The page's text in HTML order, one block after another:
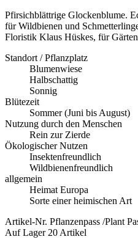
Pfirsichblättrige Glockenblume.
für Wildbienen und
Floristik Klaus Hüskes, für
Standort / Pflanzplatz
Blumenwiese
Halbschattig
Sonnig
Blütezeit
Sommer (Juni bis August)
Nutzung durch den Menschen
Rein zur Zierde
Ökologischer Nutzen
Insektenfreundlich
Wildbienenfreundlich
allgemein
Heimat Europa
Sorte einer heimischen Art
Artikel-Nr. Pflanzenpass /Plant
Auf Lager 20 Artikel